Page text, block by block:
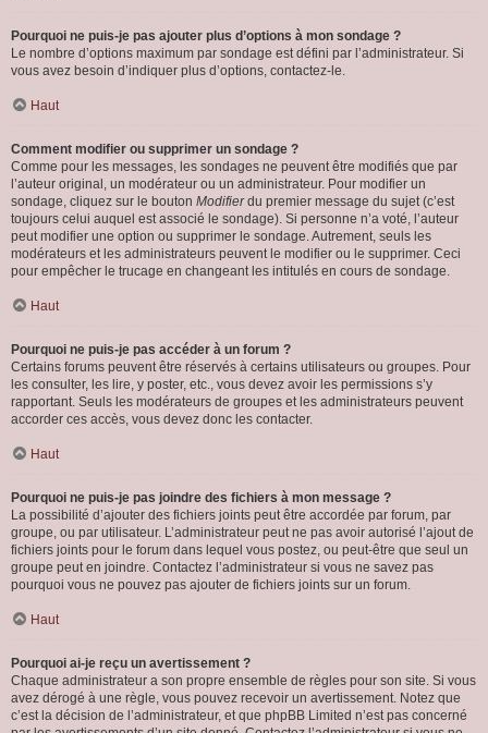
Pourquoi ne puis-je pas ajouter plus d’options à mon sondage ?
Le nombre d’options maximum par sondage est défini par l’administrateur. Si
vous avez besoin d’indiquer plus d’options, contactez-le.
Haut
Comment modifier ou supprimer un sondage ?
Comme pour les messages, les sondages ne peuvent être modifiés que par
l’auteur original, un modérateur ou un administrateur. Pour modifier un
sondage, cliquez sur le bouton Modifierdu premier message du sujet (c’est
toujours celui auquel est associé le sondage). Si personne n’a voté, l’auteur
peut modifier une option ou supprimer le sondage. Autrement, seuls les
modérateurs et les administrateurs peuvent le modifier ou le supprimer. Ceci
pour empêcher le trucage en changeant les intitulés en cours de sondage.
Haut
Pourquoi ne puis-je pas accéder à un forum ?
Certains forums peuvent être réservés à certains utilisateurs ou groupes. Pour
les consulter, les lire, y poster, etc., vous devez avoir les permissions s’y
rapportant. Seuls les modérateurs de groupes et les administrateurs peuvent
accorder ces accès, vous devez donc les contacter.
Haut
Pourquoi ne puis-je pas joindre des fichiers à mon message ?
La possibilité d’ajouter des fichiers joints peut être accordée par forum, par
groupe, ou par utilisateur. L’administrateur peut ne pas avoir autorisé l’ajout de
fichiers joints pour le forum dans lequel vous postez, ou peut-être que seul un
groupe peut en joindre. Contactez l’administrateur si vous ne savez pas
pourquoi vous ne pouvez pas ajouter de fichiers joints sur un forum.
Haut
Pourquoi ai-je reçu un avertissement ?
Chaque administrateur a son propre ensemble de règles pour son site. Si vous
avez dérogé à une règle, vous pouvez recevoir un avertissement. Notez que
c’est la décision de l’administrateur, et que phpBB Limited n’est pas concerné